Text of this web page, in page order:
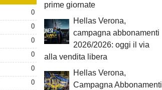
0
0
0
0
0
0
prime giornate
Hellas Verona,
campagna abbonamenti
2026/2026: oggi il via
alla vendita libera
Hellas Verona,
Campagna Abbonamenti